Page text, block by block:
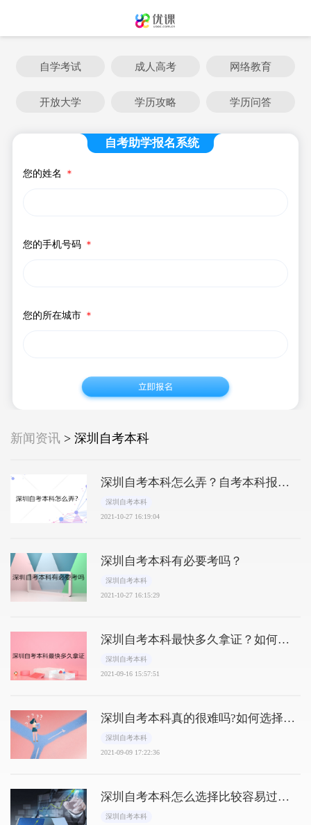
自学考试 成人高考 网络教育
开放大学 学历攻略 学历问答
自考助学报名系统
您的姓名 ＊
您的手机号码 ＊
您的所在城市 ＊
新闻资讯 > 深圳自考本科
深圳自考本科怎么弄？自考本科报名
流程解析
深圳自考本科
2021-10-27 16:19:04
深圳自考本科有必要考吗？
深圳自考本科
2021-10-27 16:15:29
深圳自考本科最快多久拿证？如何尽
快拿到证书？
深圳自考本科
2021-09-16 15:57:51
深圳自考本科真的很难吗?如何选择合
适专业
深圳自考本科
2021-09-09 17:22:36
深圳自考本科怎么选择比较容易过的
专业？
深圳自考本科